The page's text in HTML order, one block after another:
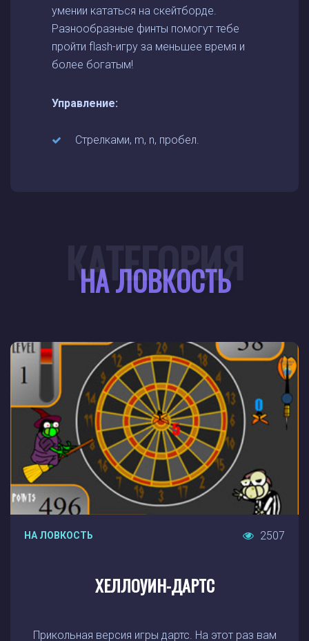
умении кататься на скейтборде.
Разнообразные финты помогут тебе
пройти flash-игру за меньшее время и
более богатым!
Управление:
Стрелками, m, n, пробел.
НА ЛОВКОСТЬ
КАТЕГОРИЯ
НА ЛОВКОСТЬ 2507
ХЕЛЛОУИН-ДАРТС
Прикольная версия игры дартс. На этот раз вам